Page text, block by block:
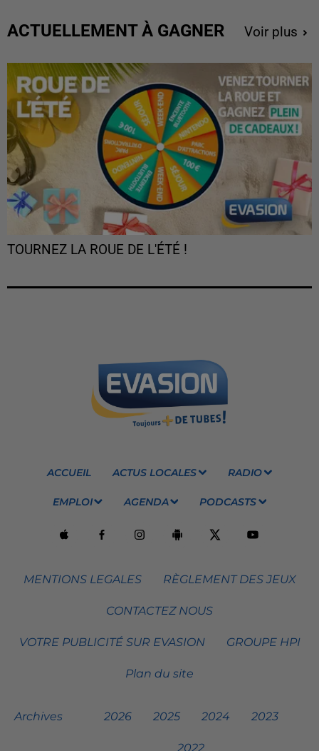
ACTUELLEMENT À GAGNER Voir plus
TOURNEZ LA ROUE DE L'ÉTÉ !
ACCUEIL ACTUS LOCALES RADIO
EMPLOI AGENDA PODCASTS
MENTIONS LEGALES RÈGLEMENT DES JEUX
CONTACTEZ NOUS
VOTRE PUBLICITÉ SUR EVASION GROUPE HPI
Plan du site
Archives 2026 2025 2024 2023
2022